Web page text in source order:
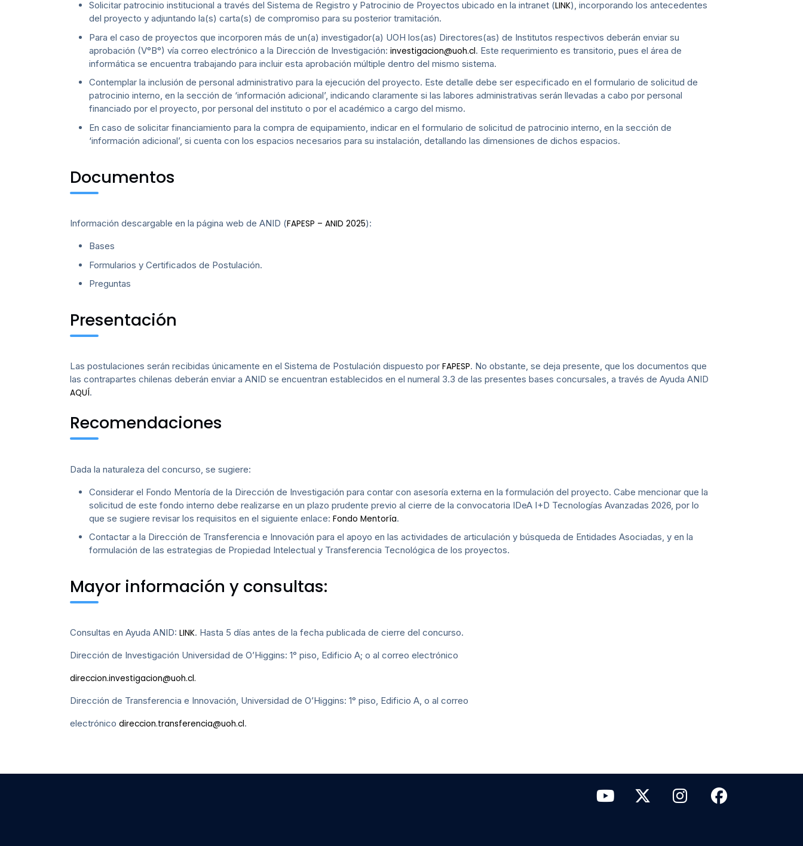
Solicitar patrocinio institucional a través del Sistema de Registro y Patrocinio de Proyectos ubicado en la intranet (LINK), incorporando los antecedentes
del proyecto y adjuntando la(s) carta(s) de compromiso para su posterior tramitación.
Para el caso de proyectos que incorporen más de un(a) investigador(a) UOH los(as) Directores(as) de Institutos respectivos deberán enviar su
aprobación (V°B°) vía correo electrónico a la Dirección de Investigación: investigacion@uoh.cl. Este requerimiento es transitorio, pues el área de
informática se encuentra trabajando para incluir esta aprobación múltiple dentro del mismo sistema.
Contemplar la inclusión de personal administrativo para la ejecución del proyecto. Este detalle debe ser especificado en el formulario de solicitud de
patrocinio interno, en la sección de ‘información adicional’, indicando claramente si las labores administrativas serán llevadas a cabo por personal
financiado por el proyecto, por personal del instituto o por el académico a cargo del mismo.
En caso de solicitar financiamiento para la compra de equipamiento, indicar en el formulario de solicitud de patrocinio interno, en la sección de
‘información adicional’, si cuenta con los espacios necesarios para su instalación, detallando las dimensiones de dichos espacios.
Documentos
Información descargable en la página web de ANID (FAPESP – ANID 2025):
Bases
Formularios y Certificados de Postulación.
Preguntas
Presentación
Las postulaciones serán recibidas únicamente en el Sistema de Postulación dispuesto por FAPESP. No obstante, se deja presente, que los documentos que
las contrapartes chilenas deberán enviar a ANID se encuentran establecidos en el numeral 3.3 de las presentes bases concursales, a través de Ayuda ANID
AQUÍ.
Recomendaciones
Dada la naturaleza del concurso, se sugiere:
Considerar el Fondo Mentoría de la Dirección de Investigación para contar con asesoría externa en la formulación del proyecto. Cabe mencionar que la
solicitud de este fondo interno debe realizarse en un plazo prudente previo al cierre de la convocatoria IDeA I+D Tecnologías Avanzadas 2026, por lo
que se sugiere revisar los requisitos en el siguiente enlace: Fondo Mentoría.
Contactar a la Dirección de Transferencia e Innovación para el apoyo en las actividades de articulación y búsqueda de Entidades Asociadas, y en la
formulación de las estrategias de Propiedad Intelectual y Transferencia Tecnológica de los proyectos.
Mayor información y consultas:
Consultas en Ayuda ANID: LINK. Hasta 5 días antes de la fecha publicada de cierre del concurso.
Dirección de Investigación Universidad de O’Higgins: 1° piso, Edificio A; o al correo electrónico
direccion.investigacion@uoh.cl.
Dirección de Transferencia e Innovación, Universidad de O’Higgins: 1° piso, Edificio A, o al correo
electrónico direccion.transferencia@uoh.cl.